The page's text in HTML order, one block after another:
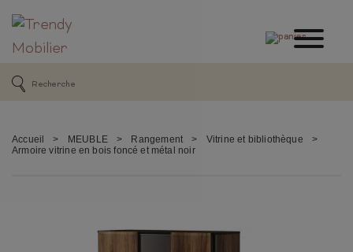
Accueil > MEUBLE > Rangement > Vitrine et bibliothèque
>
Armoire vitrine en bois foncé et métal noir